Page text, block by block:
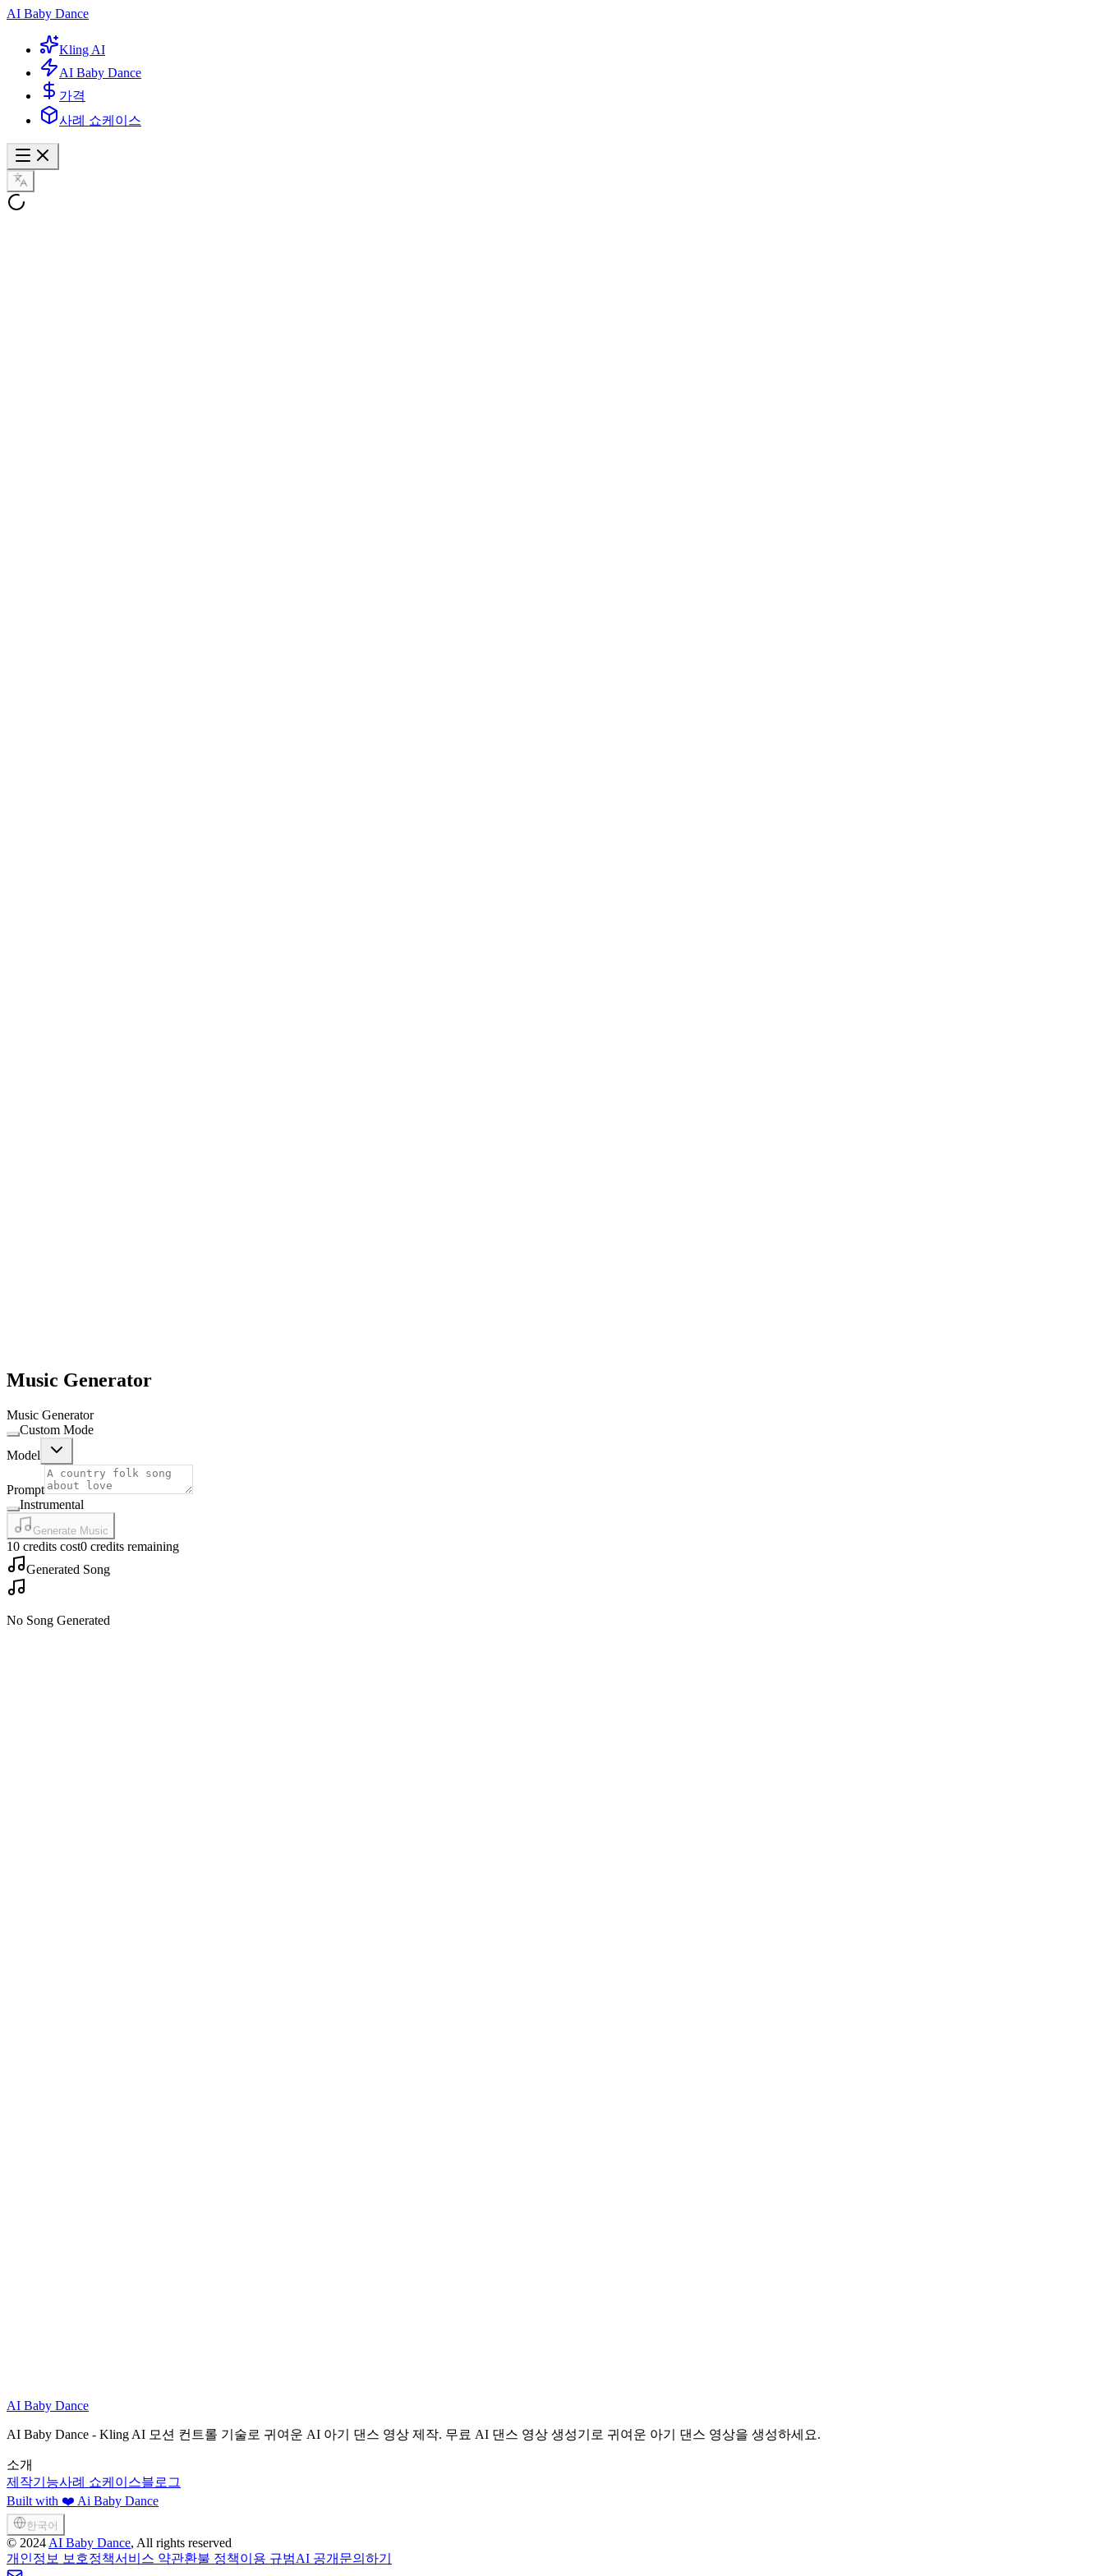
AI Baby Dance
Kling AI
AI Baby Dance
가격
사례 쇼케이스
Music Generator
Music Generator
Custom Mode
Model
Prompt
Instrumental
Generate Music
10 credits cost0 credits remaining
Generated Song
No Song Generated
무료로 시작하기
AI Baby Dance
AI Baby Dance - Kling AI 모션 컨트롤 기술로 귀여운 AI 아기 댄스 영상 제작. 무료 AI 댄스 영상 생성기로 귀여운 아기 댄스 영상을 생성하세요.
소개
제작기능사례 쇼케이스블로그
Built with ❤️ Ai Baby Dance
한국어
© 2024 AI Baby Dance, All rights reserved
개인정보 보호정책서비스 약관환불 정책이용 규범AI 공개 문의하기